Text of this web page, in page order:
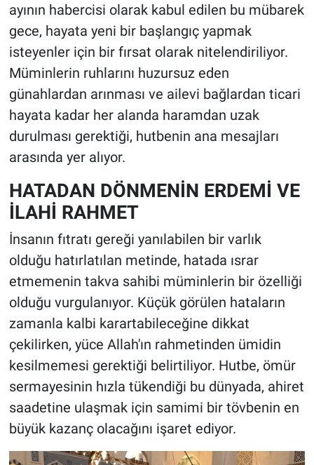
ayının habercisi olarak kabul edilen bu mübarek
gece, hayata yeni bir başlangıç yapmak
isteyenler için bir fırsat olarak nitelendiriliyor.
Müminlerin ruhlarını huzursuz eden
günahlardan arınması ve ailevi bağlardan ticari
hayata kadar her alanda haramdan uzak
durulması gerektiği, hutbenin ana mesajları
arasında yer alıyor.
HATADAN DÖNMENİN ERDEMİ VE
İLAHİ RAHMET
İnsanın fıtratı gereği yanılabilen bir varlık
olduğu hatırlatılan metinde, hatada ısrar
etmemenin takva sahibi müminlerin bir özelliği
olduğu vurgulanıyor. Küçük görülen hataların
zamanla kalbi karartabileceğine dikkat
çekilirken, yüce Allah'ın rahmetinden ümidin
kesilmemesi gerektiği belirtiliyor. Hutbe, ömür
sermayesinin hızla tükendiği bu dünyada, ahiret
saadetine ulaşmak için samimi bir tövbenin en
büyük kazanç olacağını işaret ediyor.